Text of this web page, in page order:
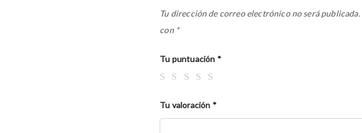
Tu dirección de correo electrónico no será publicada.
con *
Tu puntuación *
Tu valoración *